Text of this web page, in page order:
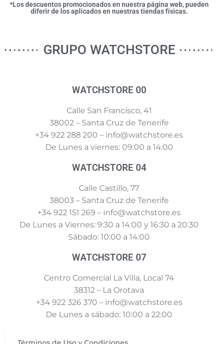
*Los descuentos promocionados en nuestra página web, pueden
diferir de los aplicados en nuestras tiendas físicas.
GRUPO WATCHSTORE
WATCHSTORE 00
Calle San Francisco, 41
38002 – Santa Cruz de Tenerife
+34 922 288 200 – info@watchstore.es
De Lunes a viernes: 09:00 a 14:00
WATCHSTORE 04
Calle Castillo, 77
38003 – Santa Cruz de Tenerife
+34 922 151 269 – info@watchstore.es
De Lunes a Viernes: 9:30 a 14:00 y 16:30 a 20:30
Sábado: 10:00 a 14:00
WATCHSTORE 07
Centro Comercial La Villa, Local 74
38312 – La Orotava
+34 922 326 370 – info@watchstore.es
De Lunes a sábado: 10:00 a 22:00